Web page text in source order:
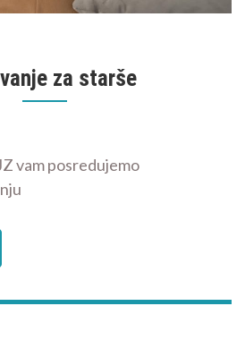
za starše
vam posredujemo